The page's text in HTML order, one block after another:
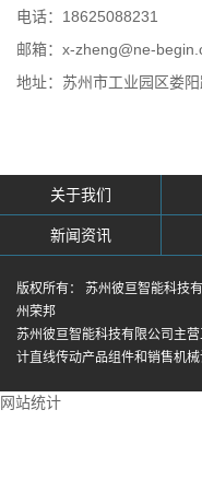
电话：18625088231
邮箱：x-zheng@ne-
地址：苏州市工业园区娄
关于我们
新闻资讯
版权所有： 苏州彼亘智能科技
州荣邦
苏州彼亘智能科技有限公司主营
计直线传动产品组件和销售机械
网站统计